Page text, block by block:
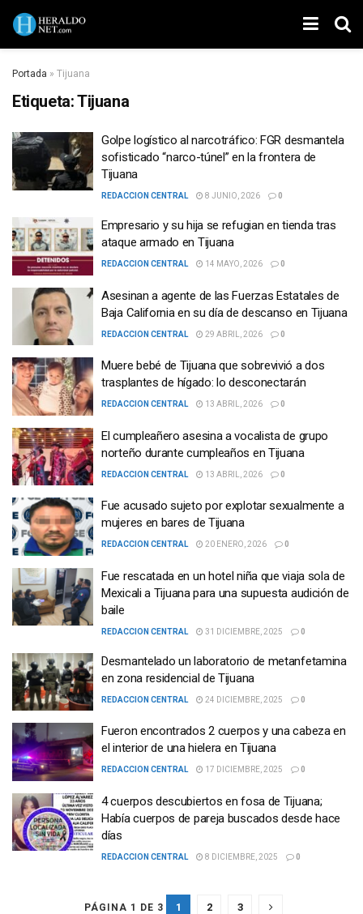
Portada » Tijuana
Etiqueta:Tijuana
Golpe logístico al narcotráfico: FGR desmantela
sofisticado “narco-túnel” en la frontera de
Tijuana
REDACCION CENTRAL 8 JUNIO, 2026 0
Empresario y su hija se refugian en tienda tras
ataque armado en Tijuana
REDACCION CENTRAL 14 MAYO, 2026 0
Asesinan a agente de las Fuerzas Estatales de
Baja California en su día de descanso en Tijuana
REDACCION CENTRAL 29 ABRIL, 2026 0
Muere bebé de Tijuana que sobrevivió a dos
trasplantes de hígado: lo desconectarán
REDACCION CENTRAL 13 ABRIL, 2026 0
El cumpleañero asesina a vocalista de grupo
norteño durante cumpleaños en Tijuana
REDACCION CENTRAL 13 ABRIL, 2026 0
Fue acusado sujeto por explotar sexualmente a
mujeres en bares de Tijuana
REDACCION CENTRAL 20 ENERO, 2026 0
Fue rescatada en un hotel niña que viaja sola de
Mexicali a Tijuana para una supuesta audición de
baile
REDACCION CENTRAL 31 DICIEMBRE, 2025 0
Desmantelado un laboratorio de metanfetamina
en zona residencial de Tijuana
REDACCION CENTRAL 24 DICIEMBRE, 2025 0
Fueron encontrados 2 cuerpos y una cabeza en
el interior de una hielera en Tijuana
REDACCION CENTRAL 17 DICIEMBRE, 2025 0
4 cuerpos descubiertos en fosa de Tijuana;
Había cuerpos de pareja buscados desde hace
días
REDACCION CENTRAL 8 DICIEMBRE, 2025 0
PÁGINA 1 DE 3 1 2 3